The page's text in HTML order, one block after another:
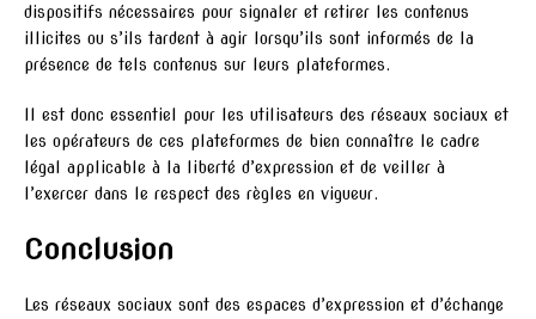
dispositifs nécessaires pour signaler et retirer les contenus
illicites ou s’ils tardent à agir lorsqu’ils sont informés de la
présence de tels contenus sur leurs plateformes.
Il est donc essentiel pour les utilisateurs des réseaux sociaux et
les opérateurs de ces plateformes de bien connaître le cadre
légal applicable à la liberté d’expression et de veiller à
l’exercer dans le respect des règles en vigueur.
Conclusion
Les réseaux sociaux sont des espaces d’expression et d’échange